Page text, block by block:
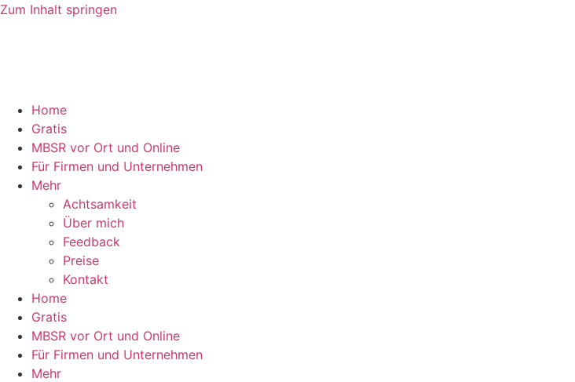
Zum Inhalt springen
Home
Gratis
MBSR vor Ort und Online
Für Firmen und Unternehmen
Mehr
Achtsamkeit
Über mich
Feedback
Preise
Kontakt
Home
Gratis
MBSR vor Ort und Online
Für Firmen und Unternehmen
Mehr